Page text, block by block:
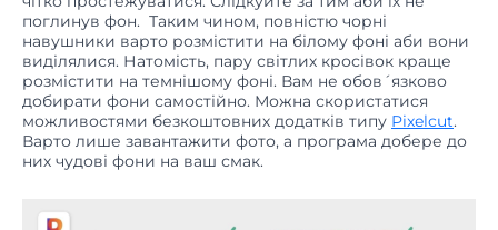
навушники варто розмістити на білому фоні аби вони
виділялися. Натомість, пару світлих кросівок краще
розмістити на темнішому фоні. Вам не обов´язково
добирати фони самостійно. Можна скористатися
можливостями безкоштовних додатків типуPixelcut
Варто лише завантажити фото, а програма добере до
них чудові фони на ваш смак.